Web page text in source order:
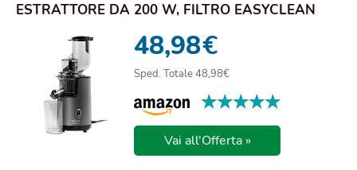
ESTRATTORE DA 200 W, FILTRO EASYCLEAN
48,98€
Sped. Totale 48,98€
★★★★★
★★★★★
Vai all'Offerta »